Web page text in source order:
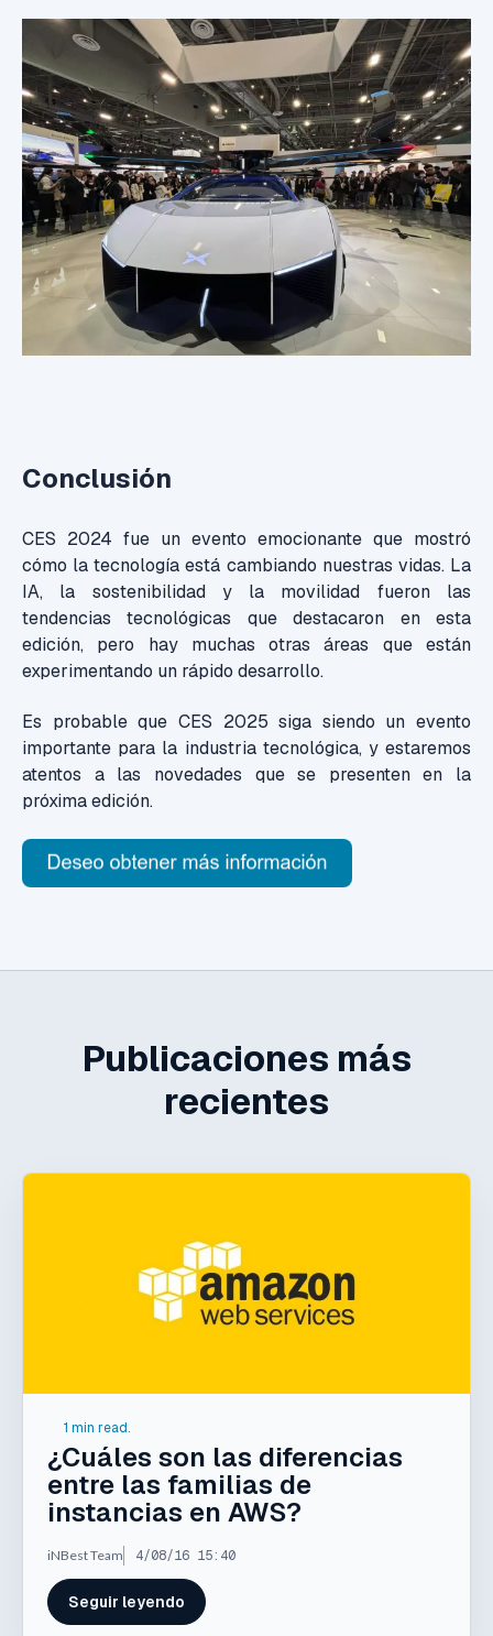
Conclusión
CES 2024 fue un evento emocionante que mostró
cómo la tecnología está cambiando nuestras vidas. La
IA, la sostenibilidad y la movilidad fueron las
tendencias tecnológicas que destacaron en esta
edición, pero hay muchas otras áreas que están
experimentando un rápido desarrollo.
Es probable que CES 2025 siga siendo un evento
importante para la industria tecnológica, y estaremos
atentos a las novedades que se presenten en la
próxima edición.
Publicaciones más
recientes
1 min read.
¿Cuáles son las diferencias
entre las familias de
instancias en AWS?
iNBest Team 4/08/16 15:40
Seguir leyendo